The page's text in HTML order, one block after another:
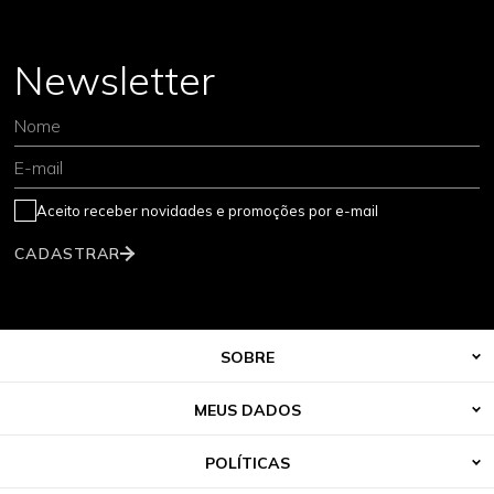
Newsletter
Nome
E-mail
CADASTRAR
Aceito receber novidades e promoções por e-mail
SOBRE
MEUS DADOS
POLÍTICAS